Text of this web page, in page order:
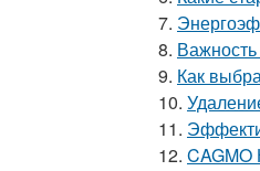
7.
8.
9. Как
10.
11.
12. CAGMO